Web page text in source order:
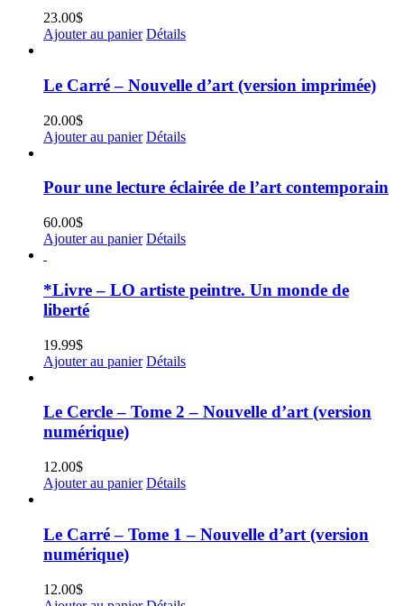
23.00$
Ajouter au panier Détails
Le Carré – Nouvelle d’art (version imprimée)
20.00$
Ajouter au panier Détails
Pour une lecture éclairée de l’art contemporain
60.00$
Ajouter au panier Détails
*Livre – LO artiste peintre. Un monde de
liberté
19.99$
Ajouter au panier Détails
Le Cercle – Tome 2 – Nouvelle d’art (version
numérique)
12.00$
Ajouter au panier Détails
Le Carré – Tome 1 – Nouvelle d’art (version
numérique)
12.00$